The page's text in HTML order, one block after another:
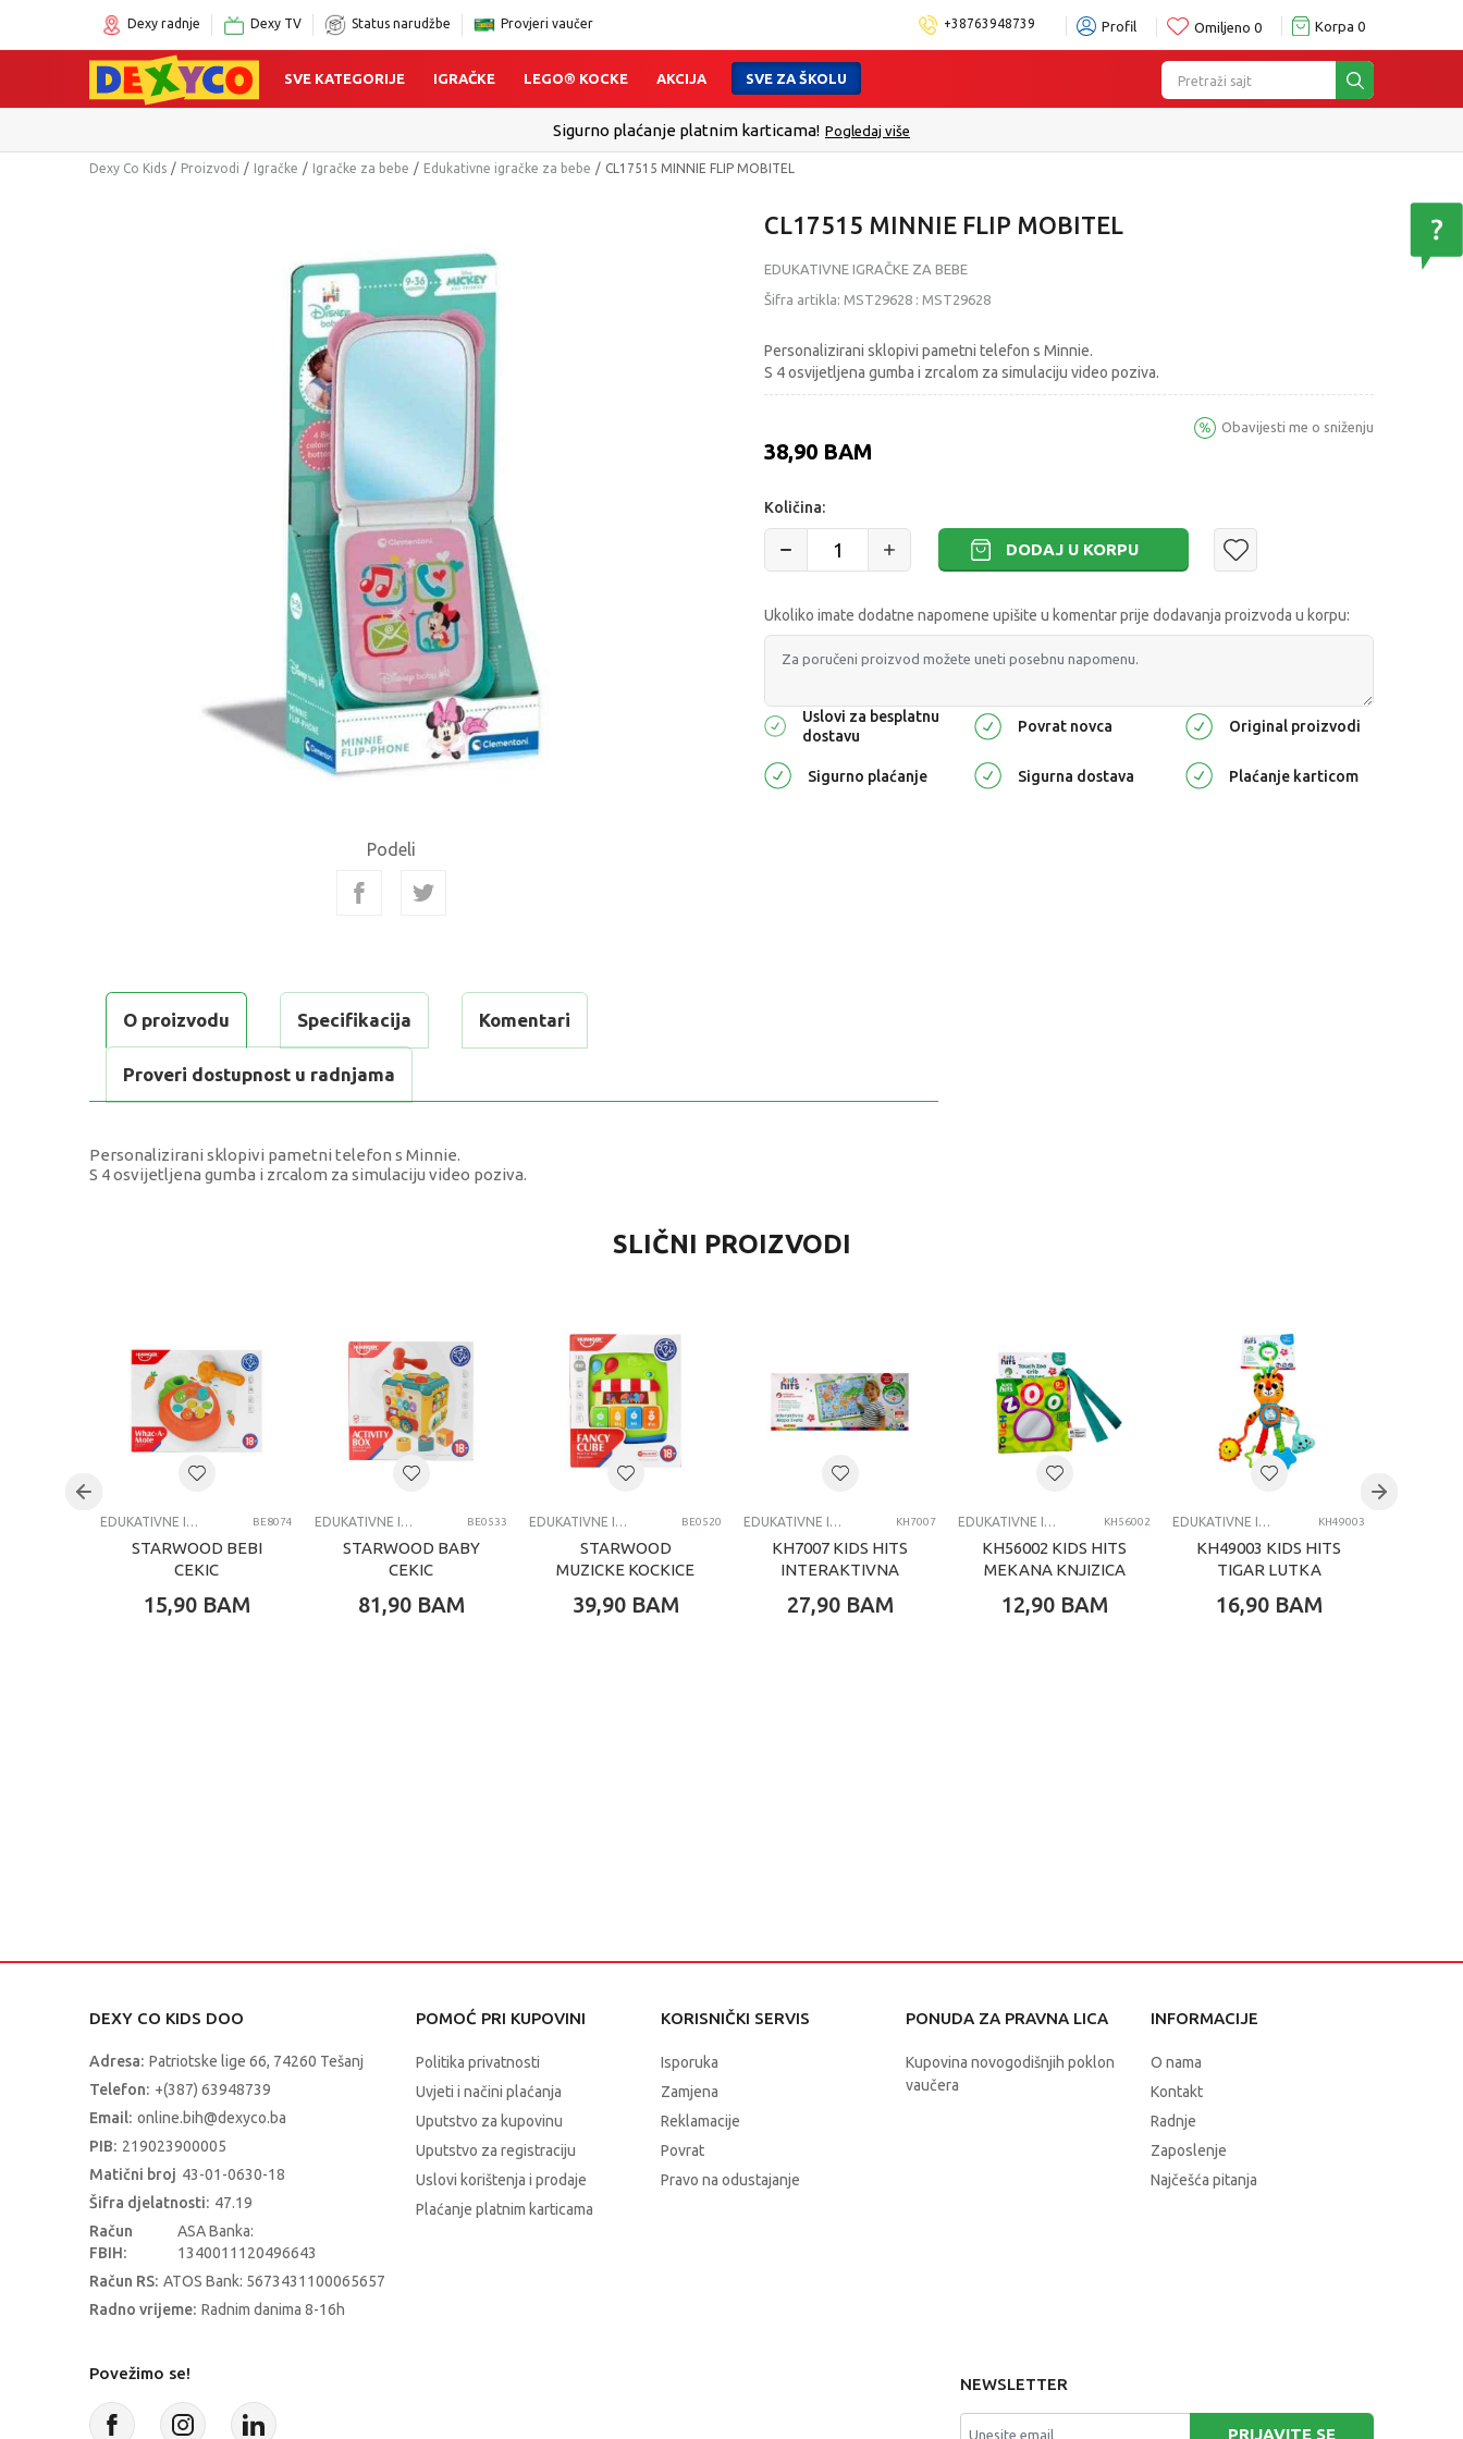
Dexy radnje Dexy TV Status narudžbe Provjeri vaučer +38763948739 Profil Omiljeno 0 Korpa 0
Pretraži sajt
SVE KATEGORIJE IGRAČKE LEGO® KOCKE AKCIJA SVE ZA ŠKOLU
Sigurno plaćanje platnim karticama! Pogledaj više
Dexy Co Kids Proizvodi Igračke Igračke za bebe Edukativne igračke za bebe CL17515 MINNIE FLIP MOBITEL
Podeli
CL17515 MINNIE FLIP MOBITEL
EDUKATIVNE IGRAČKE ZA BEBE
Šifra artikla: MST29628 : MST29628
Personalizirani sklopivi pametni telefon s Minnie.
S 4 osvijetljena gumba i zrcalom za simulaciju video poziva.
38,90 BAM
Obavijesti me o sniženju
Količina:
DODAJ U KORPU
Ukoliko imate dodatne napomene upišite u komentar prije dodavanja proizvoda u korpu:
Uslovi za besplatnu
dostavu
Povrat novca Original proizvodi
Sigurno plaćanje Sigurna dostava Plaćanje karticom
O proizvodu Specifikacija Komentari
Proveri dostupnost u radnjama
Personalizirani sklopivi pametni telefon s Minnie.
S 4 osvijetljena gumba i zrcalom za simulaciju video poziva.
Edukativne igračke za bebe
Uzrast
Brend Clementoni Baby
EDUKATIVNE IGRACKE ZA BEBE
SLIČNI PROIZVODI
EDUKATIVNE IGRAČKE ZA BEBE BE8074
STARWOOD BEBI
CEKIC
15,90 BAM
EDUKATIVNE IGRAČKE ZA BEBE BE0533
STARWOOD BABY
CEKIC
81,90 BAM
EDUKATIVNE IGRAČKE ZA BEBE BE0520
STARWOOD
MUZICKE KOCKICE
39,90 BAM
EDUKATIVNE IGRAČKE ZA BEBE KH7007
KH7007 KIDS HITS
INTERAKTIVNA
27,90 BAM
EDUKATIVNE IGRAČKE ZA BEBE KH56002
KH56002 KIDS HITS
MEKANA KNJIZICA
12,90 BAM
EDUKATIVNE IGRAČKE ZA BEBE KH49003
KH49003 KIDS HITS
TIGAR LUTKA
16,90 BAM
DEXY CO KIDS DOO
Adresa: Patriotske lige 66, 74260 Tešanj
Telefon: +(387) 63948739
Email: online.bih@dexyco.ba
PIB: 219023900005
Matični broj 43-01-0630-18
Šifra djelatnosti: 47.19
Račun
FBIH:
ASA Banka:
1340011120496643
Račun RS: ATOS Bank: 5673431100065657
Radno vrijeme: Radnim danima 8-16h
POMOĆ PRI KUPOVINI
Politika privatnosti
Uvjeti i načini plaćanja
Uputstvo za kupovinu
Uputstvo za registraciju
Uslovi korištenja i prodaje
Plaćanje platnim karticama
KORISNIČKI SERVIS
Isporuka
Zamjena
Reklamacije
Povrat
Pravo na odustajanje
PONUDA ZA PRAVNA LICA
Kupovina novogodišnjih poklon
vaučera
INFORMACIJE
O nama
Kontakt
Radnje
Zaposlenje
Najčešća pitanja
Povežimo se!
NEWSLETTER
PRIJAVITE SE